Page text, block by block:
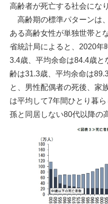
高齢者が死亡する社会にな
高齢期の標準パターンは
ある高齢女性が単独世帯と
省統計局によると、2020年
3.4歳、平均余命は84.4歳
齢は31.3歳、平均余命は
と、男性配偶者の死後、家
は平均して7年間ひとり暮
孫と同居しない80代以降の